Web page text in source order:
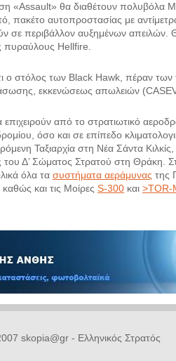
«Assault» θα διαθέτουν
πακέτο αυτοπροστασίας με
σε περιβάλλον αυξημένων
πυραύλους Hellfire.
στόλος των Black Hawk, πέραν των
εκκενώσεως απωλειών
επιχειρούν από το στρατιωτικό
όσο και σε επίπεδο
Ταξιαρχία στη Νέα Σάντα
του Δ’ Σώματος Στρατού στη Θράκη.
όλα τασυστήματα αεράμυνας της
και τις ΜοίρεςS-300 και>TOR-
skopia@gr - Ελληνικός Στρατός